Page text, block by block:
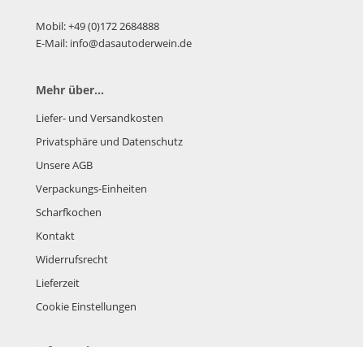
Mobil: +49 (0)172 2684888
E-Mail: info@dasautoderwein.de
Mehr über...
Liefer- und Versandkosten
Privatsphäre und Datenschutz
Unsere AGB
Verpackungs-Einheiten
Scharfkochen
Kontakt
Widerrufsrecht
Lieferzeit
Cookie Einstellungen